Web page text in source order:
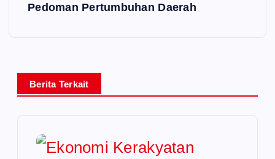
Pedoman Pertumbuhan Daerah
Berita Terkait